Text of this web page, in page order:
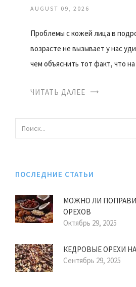
AUGUST 09, 2026
Проблемы с кожей лица в
возрасте не вызывает у нас
чем объяснить тот факт, что
ЧИТАТЬ ДАЛЕЕ
ПОСЛЕДНИЕ СТАТЬИ
МОЖНО ЛИ
ОРЕХОВ
Октябрь 29, 2025
КЕДРОВЫЕ ОРЕХИ
Сентябрь 29, 2025